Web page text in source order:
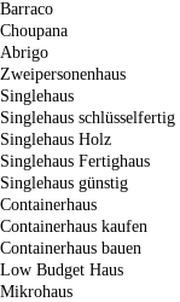
Barraco
Choupana
Abrigo
Zweipersonenhaus
Singlehaus
Singlehaus schlüsselfertig
Singlehaus Holz
Singlehaus Fertighaus
Singlehaus günstig
Containerhaus
Containerhaus kaufen
Containerhaus bauen
Low Budget Haus
Mikrohaus